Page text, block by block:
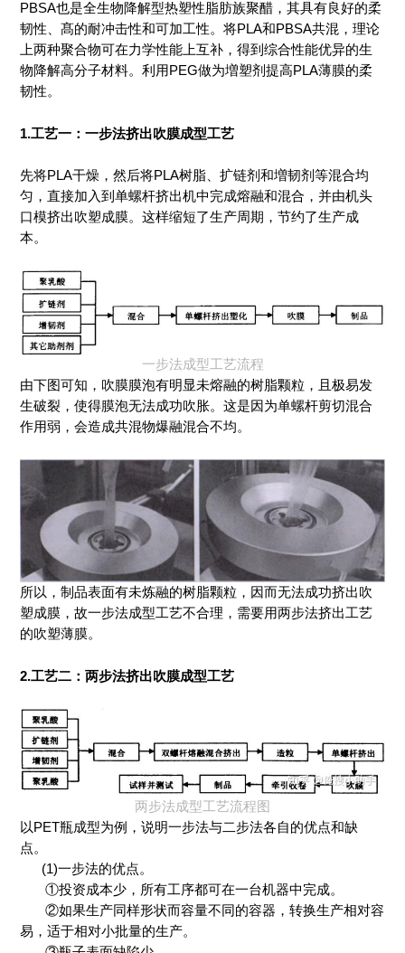
PBSA也是全生物降解型热塑性脂肪族聚醋，其具有良好的柔
韧性、髙的耐冲击性和可加工性。将PLA和PBSA共混，理论
上两种聚合物可在力学性能上互补，得到综合性能优异的生
物降解高分子材料。利用PEG做为増塑剂提高PLA薄膜的柔
韧性。
1.工艺一：一步法挤出吹膜成型工艺
先将PLA干燥，然后将PLA树脂、扩链剂和増韧剂等混合均
匀，直接加入到单螺杆挤出机中完成熔融和混合，并由机头
口模挤出吹塑成膜。这样缩短了生产周期，节约了生产成
本。
一步法成型工艺流程
由下图可知，吹膜膜泡有明显未熔融的树脂颗粒，且极易发
生破裂，使得膜泡无法成功吹胀。这是因为单螺杆剪切混合
作用弱，会造成共混物爆融混合不均。
所以，制品表面有未炼融的树脂颗粒，因而无法成功挤出吹
塑成膜，故一步法成型工艺不合理，需要用两步法挤出工艺
的吹塑薄膜。
2.工艺二：两步法挤出吹膜成型工艺
两步法成型工艺流程图
以PET瓶成型为例，说明一步法与二步法各自的优点和缺
点。
(1)一步法的优点。
①投资成本少，所有工序都可在一台机器中完成。
②如果生产同样形状而容量不同的容器，转换生产相对容
易，适于相对小批量的生产。